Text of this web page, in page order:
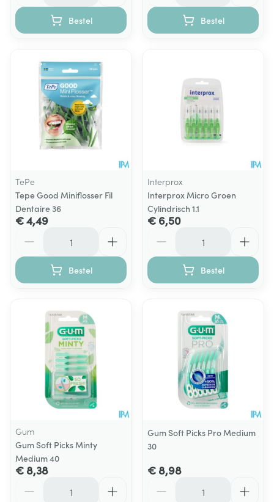
Bestel Bestel
TePe
Tepe Good Miniflosser Fil
Dentaire 36
€ 4,49
Bestel
Interprox
Interprox Micro Groen
Cylindrisch 1.1
€ 6,50
Bestel
Gum
Gum Soft Picks Minty
Medium 40
€ 8,38
Gum Soft Picks Pro Medium
30
€ 8,98